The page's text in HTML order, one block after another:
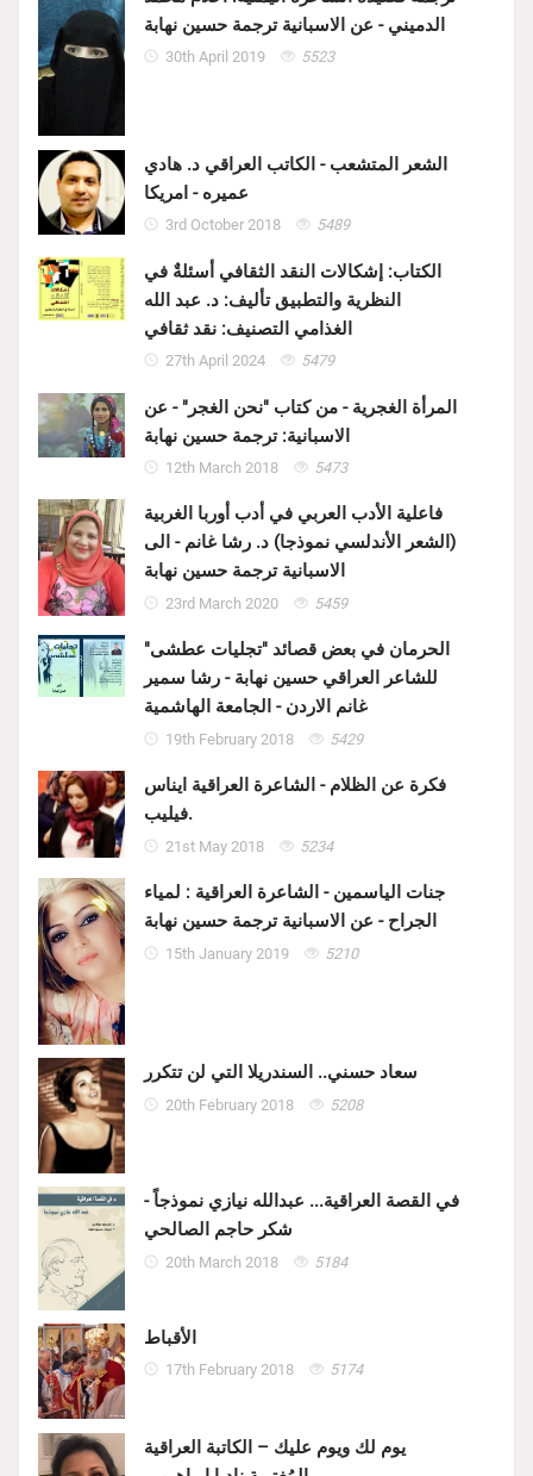
الدميني - عن الاسبانية ترجمة حسين نهابة
30th April 2019 5523
الشعر المتشعب - الكاتب العراقي د. هادي
عميره - امريكا
3rd October 2018 5489
الكتاب: إشكالات النقد الثقافي أسئلةٌ في
النظرية والتطبيق تأليف: د. عبد الله
الغذامي التصنيف: نقد ثقافي
27th April 2024 5479
المرأة الغجرية - من كتاب "نحن الغجر" - عن
الاسبانية: ترجمة حسين نهابة
12th March 2018 5473
فاعلية الأدب العربي في أدب أوربا الغربية
(الشعر الأندلسي نموذجا) د. رشا غانم - الى
الاسبانية ترجمة حسين نهابة
23rd March 2020 5459
الحرمان في بعض قصائد "تجليات عطشى"
للشاعر العراقي حسين نهابة - رشا سمير
غانم الاردن - الجامعة الهاشمية
19th February 2018 5429
فكرة عن الظلام - الشاعرة العراقية ايناس
فيليب.
21st May 2018 5234
جنات الياسمين - الشاعرة العراقية : لمياء
الجراح - عن الاسبانية ترجمة حسين نهابة
15th January 2019 5210
سعاد حسني.. السندريلا التي لن تتكرر
20th February 2018 5208
في القصة العراقية... عبدالله نيازي نموذجاً -
شكر حاجم الصالحي
20th March 2018 5184
الأقباط
17th February 2018 5174
يوم لك ويوم عليك – الكاتبة العراقية